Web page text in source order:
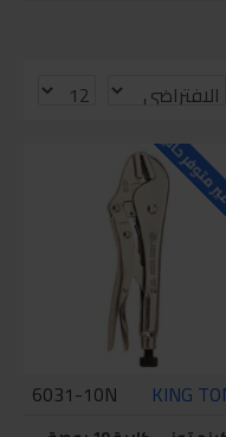
حاليا
KING
6031-10N